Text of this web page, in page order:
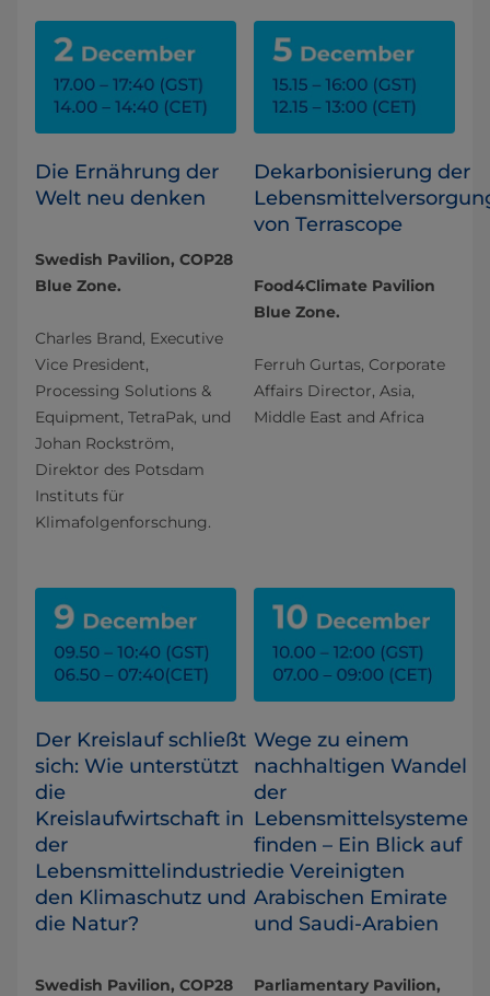
Die Ernährung der
Welt neu denken
Swedish Pavilion, COP28
Blue Zone.
Charles Brand, Executive
Vice President,
Processing Solutions &
Equipment, TetraPak, und
Johan Rockström,
Direktor des Potsdam
Instituts für
Klimafolgenforschung.
Dekarbonisierung der
von Terrascope
Food4Climate Pavilion
Blue Zone.
Ferruh Gurtas, Corporate
Affairs Director, Asia,
Middle East and Africa
Der Kreislauf schließt
sich: Wie unterstützt
die
Kreislaufwirtschaft in
der
Lebensmittelindustrie
den Klimaschutz und
die Natur?
Swedish Pavilion, COP28
Wege zu einem
nachhaltigen Wandel
der
Lebensmittelsysteme
finden – Ein Blick auf
die Vereinigten
Arabischen Emirate
und Saudi-Arabien
Parliamentary Pavilion,